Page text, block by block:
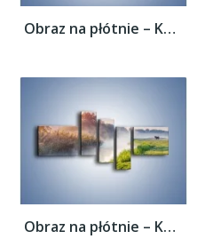
Obraz na płótnie – Koń o poranku –...
Obraz na płótnie – Koń o poranku –...